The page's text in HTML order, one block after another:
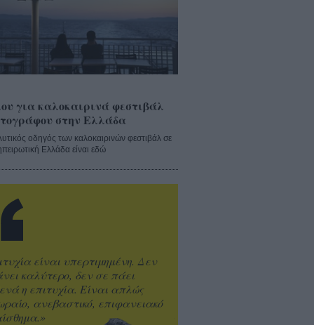
για καλοκαιρινά φεστιβάλ
στην Ελλάδα
οδηγός των καλοκαιρινών φεστιβάλ σε
Ελλάδα είναι εδώ
είναι υπερτιμημένη. Δεν
καλύτερο, δεν σε πάει
η επιτυχία. Είναι απλώς
ανεβαστικό, επιφανειακό